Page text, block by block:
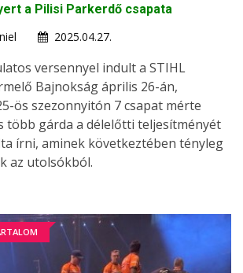
a Pilisi Parkerdő csapata
2025.04.27.
versennyel indult a STIHL
Bajnokság április 26-án,
ös szezonnyitón 7 csapat mérte
több gárda a délelőtti teljesítményét
írni, aminek következtében tényleg
az utolsókból.